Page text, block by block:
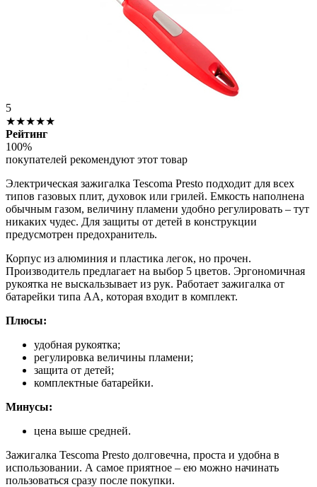
5
★★★★★
Рейтинг
100%
покупателей рекомендуют этот товар
Электрическая зажигалка Tescoma Presto подходит для всех
типов газовых плит, духовок или грилей. Емкость наполнена
обычным газом, величину пламени удобно регулировать – тут
никаких чудес. Для защиты от детей в конструкции
предусмотрен предохранитель.
Корпус из алюминия и пластика легок, но прочен.
Производитель предлагает на выбор 5 цветов. Эргономичная
рукоятка не выскальзывает из рук. Работает зажигалка от
батарейки типа АА, которая входит в комплект.
Плюсы:
удобная рукоятка;
регулировка величины пламени;
защита от детей;
комплектные батарейки.
Минусы:
цена выше средней.
Зажигалка Tescoma Presto долговечна, проста и удобна в
использовании. А самое приятное – ею можно начинать
пользоваться сразу после покупки.